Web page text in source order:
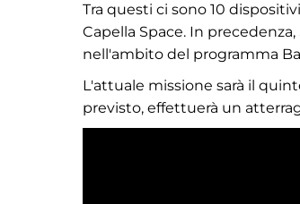
Tra questi ci sono 10
Capella Space. In
nell'ambito del programma
L'attuale missione sarà il
previsto, effettuerà un